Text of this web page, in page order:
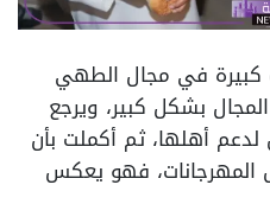
كبيرة في مجال الطهي
المجال بشكل كبير، ويرجع
أهلها، ثم أكملت بأن
المهرجانات، فهو يعكس